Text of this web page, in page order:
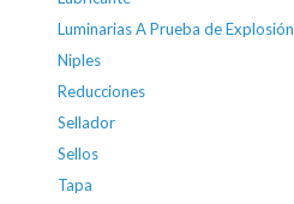
Luminarias A Prueba de Explosión
Niples
Reducciones
Sellador
Sellos
Tapa